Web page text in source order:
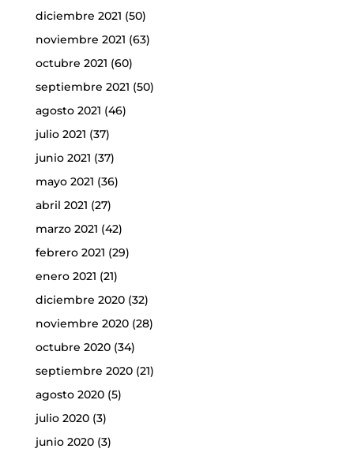
diciembre 2021 (50)
noviembre 2021 (63)
octubre 2021 (60)
septiembre 2021 (50)
agosto 2021 (46)
julio 2021 (37)
junio 2021 (37)
mayo 2021 (36)
abril 2021 (27)
marzo 2021 (42)
febrero 2021 (29)
enero 2021 (21)
diciembre 2020(32)
noviembre 2020(28)
octubre 2020(34)
septiembre 2020(21)
agosto 2020(5)
julio 2020(3)
junio 2020(3)